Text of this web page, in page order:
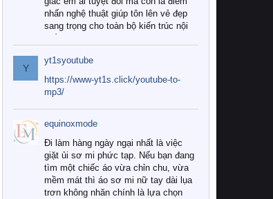
nhấn nghệ thuật giúp tôn lên vẻ đẹp
sang trọng cho toàn bộ kiến trúc nội
Tuy nhiên, giữa thị trường đa dạng
với vô vàn thương hiệu và mẫu mã
như hiện nay, làm thế nào để chọn
được những bộ chăn ga gối đệm cao
cấp thực sự chất lượng, phù hợp với
khí hậu và nhu cầu sử dụng của gia
đình? Hãy cùng chúng tôi đi tìm lời
giải đáp chi tiết qua bài viết dưới đây.
1. Tại sao các gia đình hiện đại lại ưa
chuộng chăn ga gối đệm cao cấp?
Y
yt1syoutube
https://www-yt1s.click/youtube-to-
mp3/
equinoxmode
Đi làm hàng ngày ngại nhất là việc
giặt ủi sơ mi phức tạp. Nếu bạn đang
tìm một chiếc áo vừa chỉn chu, vừa
mềm mát thì áo sơ mi nữ tay dài lụa
trơn không nhăn chính là lựa chọn